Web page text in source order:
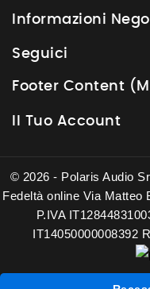
Informazioni
Seguici
Footer Content
Il Tuo Account
© 2026 - Polaris Audio
Fedeltà online Via Matteo
P.IVA
IT14050000008392